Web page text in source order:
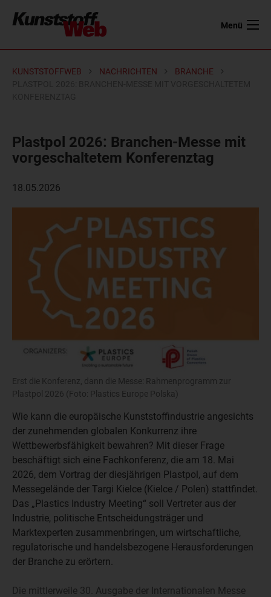
Menü
KUNSTSTOFFWEB NACHRICHTEN
BRANCHE
Plastpol 2026: Branchen-Messe mit
vorgeschaltetem Konferenztag
18.05.2026
Erst die Konferenz, dann die Messe: Rahmenprogramm zur
Plastpol 2026 (Foto: Plastics Europe Polska)
Wie kann die europäische Kunststoffindustrie angesichts
der zunehmenden globalen Konkurrenz ihre
Wettbewerbsfähigkeit bewahren? Mit dieser Frage
beschäftigt sich eine Fachkonferenz, die am 18. Mai
2026, dem Vortrag der diesjährigen Plastpol, auf dem
Messegelände der Targi Kielce (Kielce / Polen) stattfindet.
Das „Plastics Industry Meeting“ soll Vertreter aus der
Industrie, politische Entscheidungsträger und
Marktexperten zusammenbringen, um wirtschaftliche,
regulatorische und handelsbezogene Herausforderungen
der Branche zu erörtern.
Die mittlerweile 30. Ausgabe der Internationalen Messe